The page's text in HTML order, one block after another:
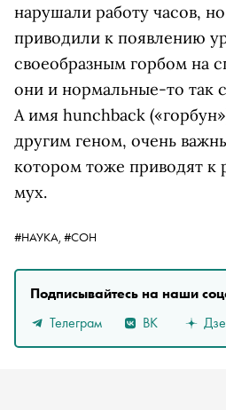
нарушали работу часов,
приводили к появлению
своеобразным горбом на
они и нормальные-то так
А имя hunchback
другим геном, очень
котором тоже приводят к
мух.
#НАУКА, #СОН
Подписывайтесь на наши
Телеграм
ВК